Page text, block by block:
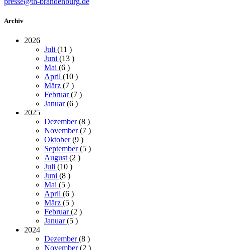
Archiv
2026
Juli (11 )
Juni (13 )
Mai (6 )
April (10 )
März (7 )
Februar(7 )
Januar(6 )
2025
Dezember(8 )
November(7 )
Oktober(9 )
September(5 )
August(2 )
Juli (10 )
Juni (8 )
Mai (5 )
April (6 )
März (5 )
Februar(2 )
Januar(5 )
2024
Dezember(8 )
November(2 )